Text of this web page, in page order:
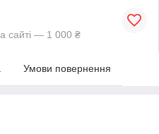
сайті — 1 000 ₴
Умови повернення